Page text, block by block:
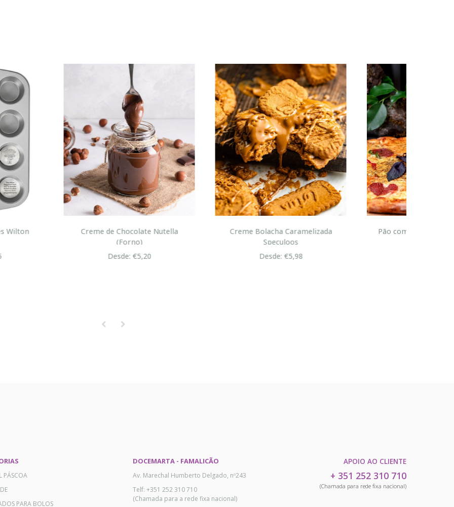
de Chocolate Nutella
Creme Bolacha Caramelizada
Pão com Chouriço ou Massa de
PÁSCOA
PARA BOLOS
DOCEMARTA - FAMALICÃO
Av. Marechal Humberto Delgado, nº243
Telf: +351 252 310 710
(Chamada para a rede fixa nacional)
APOIO AO CLIENTE
+ 351 252 310 710
(Chamada para rede fixa nacional)